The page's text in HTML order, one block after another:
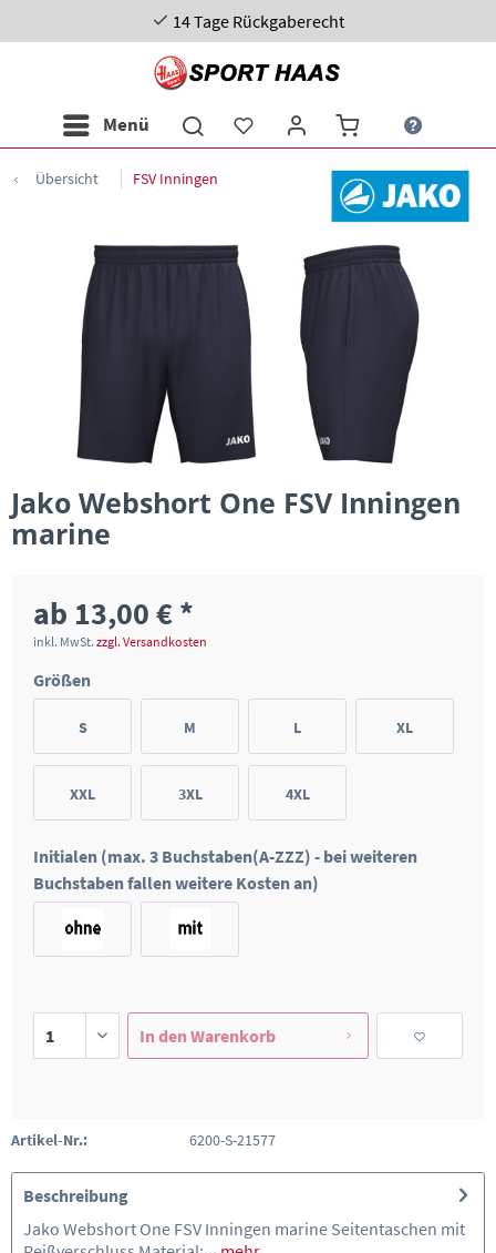
14 Tage Rückgaberecht
Menü
Übersicht FSV Inningen
Jako Webshort One FSV Inningen
marine
ab 13,00 € *
inkl. MwSt. zzgl. Versandkosten
Größen
S M L XL
XXL 3XL 4XL
Initialen (max. 3 Buchstaben(A-ZZZ) - bei weiteren
Buchstaben fallen weitere Kosten an)
In den Warenkorb
Artikel-Nr.: 6200-S-21577
Beschreibung
Jako Webshort One FSV Inningen marine Seitentaschen mit